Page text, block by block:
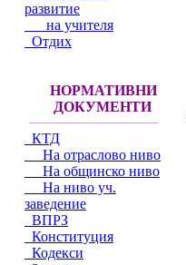
развитие
на учителя
Отдих
НОРМАТИВНИ
ДОКУМЕНТИ
КТД
На отраслово ниво
На общинско ниво
На ниво уч.
заведение
ВПРЗ
Конституция
Кодекси